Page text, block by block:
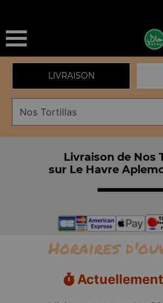
LIVRAISON
Livraison de Nos
sur Le Havre
Horaires